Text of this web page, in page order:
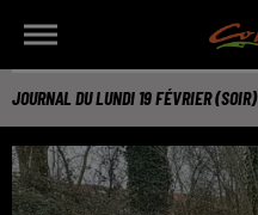
JOURNAL DU LUNDI 19 FÉVRIER (SOIR)